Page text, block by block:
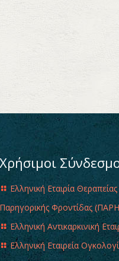
Χρήσιμοι
Ελληνική Εταιρία
Παρηγορικής Φροντίδας
Ελληνική Αντικαρκινική
Ελληνική Εταιρεία